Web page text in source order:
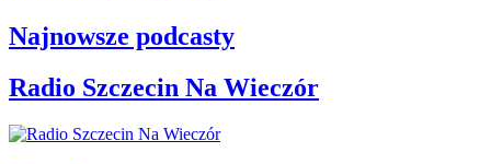
Najnowsze podcasty
Radio Szczecin Na Wieczór